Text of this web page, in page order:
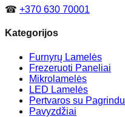
☎ +370 630 70001
Kategorijos
Furnyrų Lamelės
Frezeruoti Paneliai
Mikrolamelės
LED Lamelės
Pertvaros su Pagrindu
Pavyzdžiai